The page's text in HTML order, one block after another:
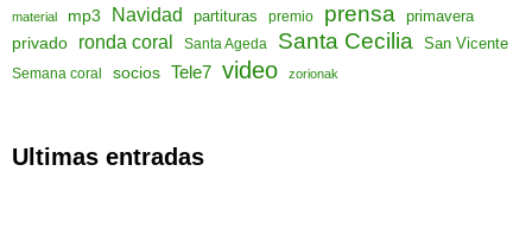
material
mp3 Navidad partituras premio prensa primavera
privado ronda coral Santa Ageda Santa Cecilia San Vicente
Semana coral socios Tele7 video zorionak
Ultimas entradas